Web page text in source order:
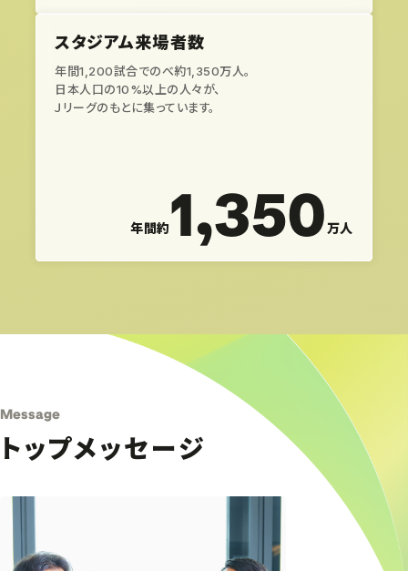
スタジアム来場者数
年間1,200試合でのべ約1,350万人。
日本人口の10%以上の人々が、
Ｊリーグのもとに集っています。
年間約1,350 万人
Message
トップメッセージ